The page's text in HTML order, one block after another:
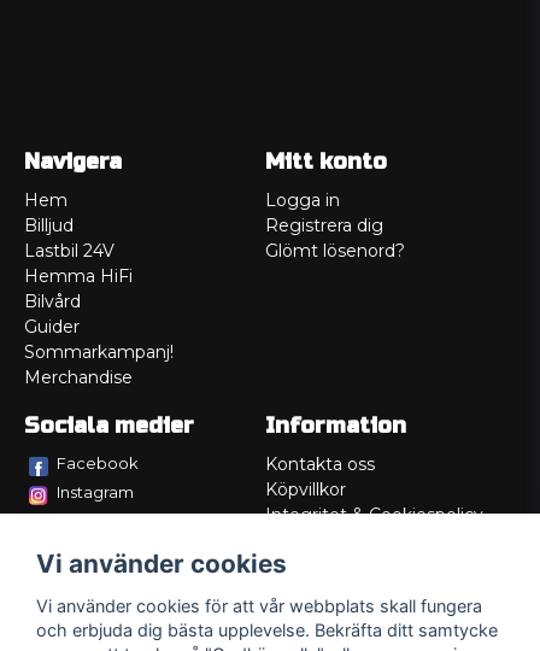
Navigera
Hem
Billjud
Lastbil 24V
Hemma HiFi
Bilvård
Guider
Sommarkampanj!
Merchandise
Mitt konto
Logga in
Registrera dig
Glömt lösenord?
Sociala medier
Facebook
Instagram
Information
Kontakta oss
Köpvillkor
Integritet & Cookiespolicy
Service/Garanti
Lådritning
Om oss
Vi använder cookies
Vi använder cookies för att vår webbplats skall fungera
och erbjuda dig bästa upplevelse. Bekräfta ditt samtycke